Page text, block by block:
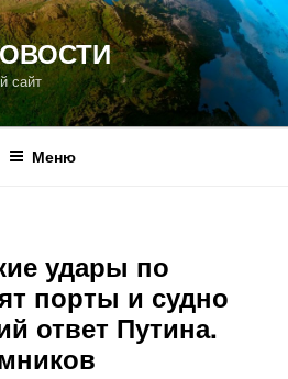
сайт
Меню
удары по
порты и судно
ответ Путина.